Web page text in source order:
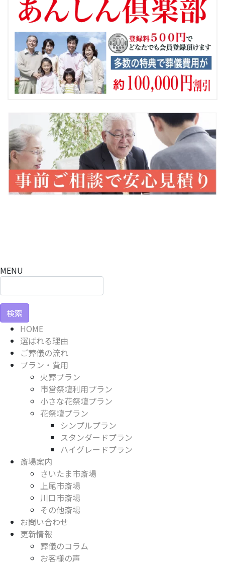
MENU
検
索:
HOME
選ばれる理由
ご葬儀の流れ
プラン・費用
火葬プラン
市営祭壇利用プラン
小さな花祭壇プラン
花祭壇プラン
シンプルプラン
スタンダードプラン
ハイグレードプラン
斎場案内
さいたま市斎場
上尾市斎場
川口市斎場
その他斎場
お問い合わせ
更新情報
葬儀のコラム
お客様の声